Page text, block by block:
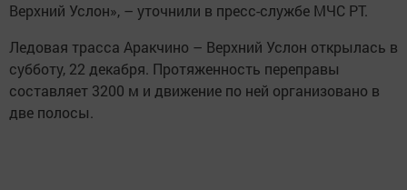
Верхний Услон», – уточнили в пресс-службе МЧС РТ.
Ледовая трасса Аракчино – Верхний Услон открылась в
субботу, 22 декабря. Протяженность переправы
составляет 3200 м и движение по ней организовано в
две полосы.